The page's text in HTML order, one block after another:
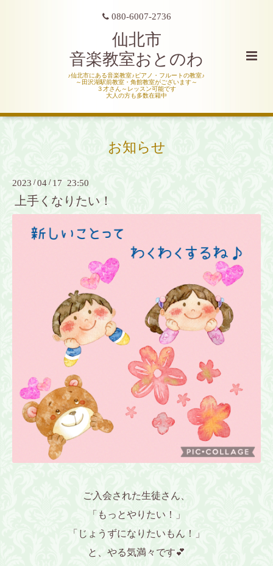
080-6007-2736
仙北市
音楽教室おとのわ
♪仙北市にある音楽教室♪ピアノ・フルートの教室♪
～田沢湖駅前教室・角館教室がございます～
３才さん～レッスン可能です
大人の方も多数在籍中
お知らせ
2023 /04 / 17 23:50
上手くなりたい！
ご入会された生徒さん、
「もっとやりたい！」
「じょうずになりたいもん！」
と、やる気満々です💕